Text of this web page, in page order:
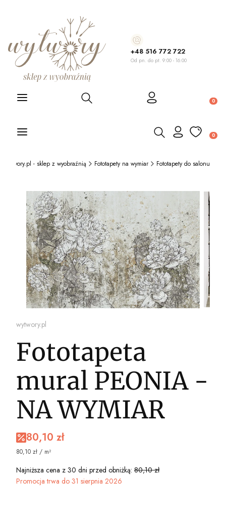
+48 516 772 722
Od pn. do pt. 9:00 - 16:00
Otwórz wyszukiwarkę
Otwórz wyszukiwarkę
Wytwory.pl - sklep z wyobraźnią Fototapety na wymiar Fototapety do salonu
wytwory.pl
Fototapeta
mural PEONIA -
NA WYMIAR
80,10 zł
80,10 zł / m²
Najniższa cena z 30 dni przed obniżką: 80,10 zł
Promocja trwa do 31 sierpnia 2026